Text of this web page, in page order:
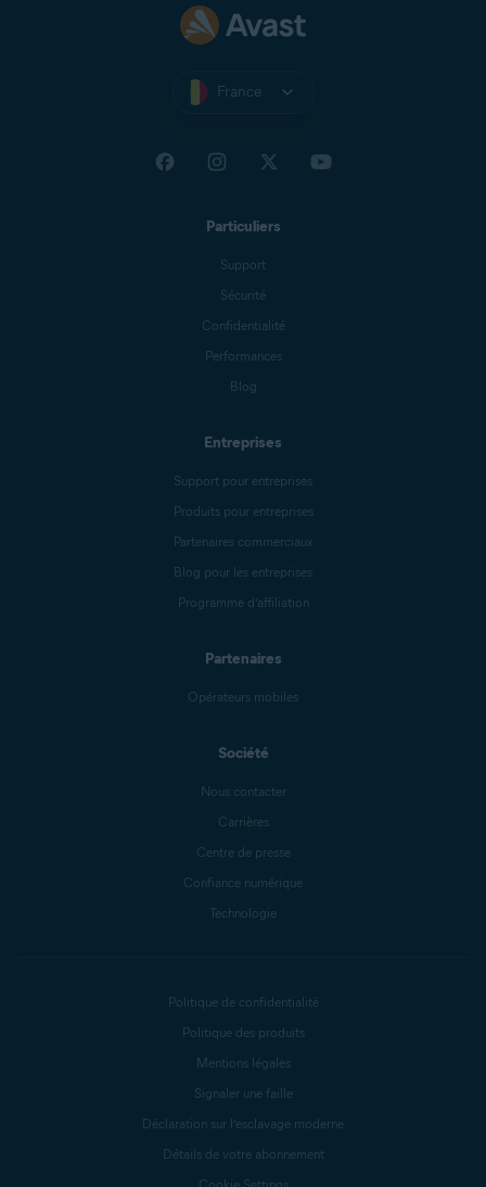
France
Particuliers
Support
Sécurité
Confidentialité
Performances
Blog
Entreprises
Support pour entreprises
Produits pour entreprises
Partenaires commerciaux
Blog pour les entreprises
Programme d’affiliation
Partenaires
Opérateurs mobiles
Société
Nous contacter
Carrières
Centre de presse
Confiance numérique
Technologie
Politique de confidentialité
Politique des produits
Mentions légales
Signaler une faille
Déclaration sur l’esclavage moderne
Détails de votre abonnement